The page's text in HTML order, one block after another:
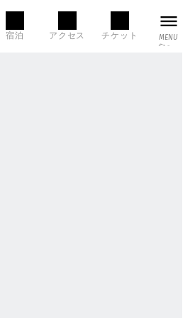
宿泊 アクセス チケット MENU
CLOSE
MENU